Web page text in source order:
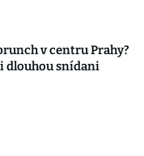
v centru Prahy?
dlouhou snídani